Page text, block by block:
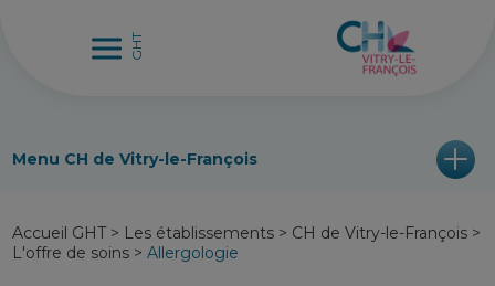
Menu CH de Vitry-le-François
Accueil GHT > Les établissements > CH de Vitry-le-François >
L'offre de soins >Allergologie